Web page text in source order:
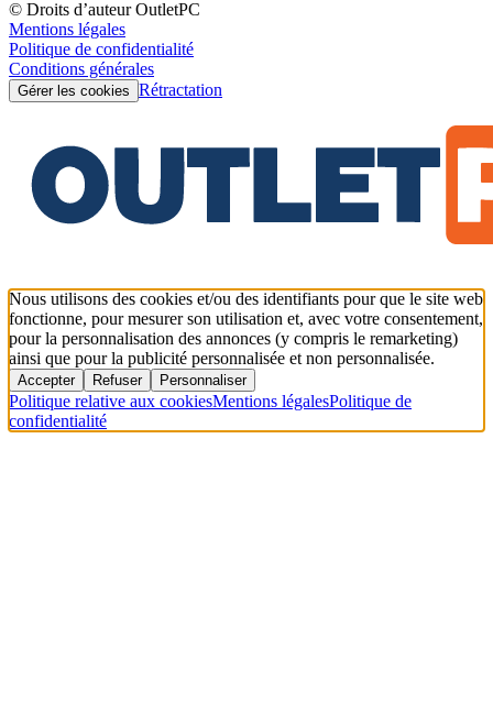
© Droits d’auteur OutletPC
Mentions légales
Politique de confidentialité
Conditions générales
Gérer les cookies Rétractation
Nous utilisons des cookies et/ou des identifiants pour que le site web
fonctionne, pour mesurer son utilisation et, avec votre consentement,
pour la personnalisation des annonces (y compris le remarketing)
ainsi que pour la publicité personnalisée et non personnalisée.
Accepter Refuser Personnaliser
Politique relative aux cookiesMentions légalesPolitique de
confidentialité